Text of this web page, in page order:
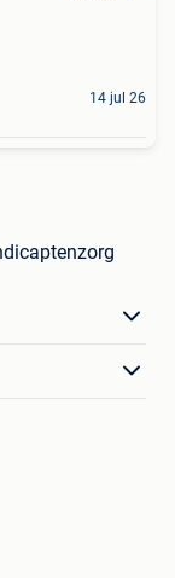
14 jul 26